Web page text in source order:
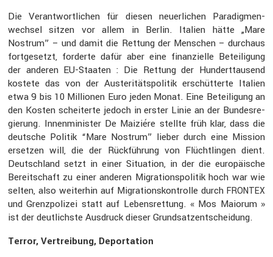
Die Verant­wort­li­chen für diesen neuer­li­chen Paradig­men­
wechsel sitzen vor allem in Berlin. Italien hätte „Mare
Nostrum” – und damit die Rettung der Menschen – durchaus
fortge­setzt, forderte dafür aber eine finan­zi­elle Betei­li­gung
der anderen EU-Staaten : Die Rettung der Hundert­tau­send
kostete das von der Auste­ri­täts­po­litik erschüt­terte Italien
etwa 9 bis 10 Millionen Euro jeden Monat. Eine Betei­li­gung an
den Kosten schei­terte jedoch in erster Linie an der Bundes­re­
gie­rung. Innen­mi­nister De Maiziére stellte früh klar, dass die
deutsche Politik “Mare Nostrum” lieber durch eine Mission
ersetzen will, die der Rückfüh­rung von Flücht­lingen dient.
Deutsch­land setzt in einer Situa­tion, in der die europäi­sche
Bereit­schaft zu einer anderen Migra­ti­ons­po­litik hoch war wie
selten, also weiterhin auf Migra­ti­ons­kon­trolle durch FRONTEX
und Grenz­po­lizei statt auf Lebens­ret­tung. « Mos Maiorum »
ist der deutlichste Ausdruck dieser Grund­satz­ent­schei­dung.
Terror, Vertrei­bung, Depor­ta­tion